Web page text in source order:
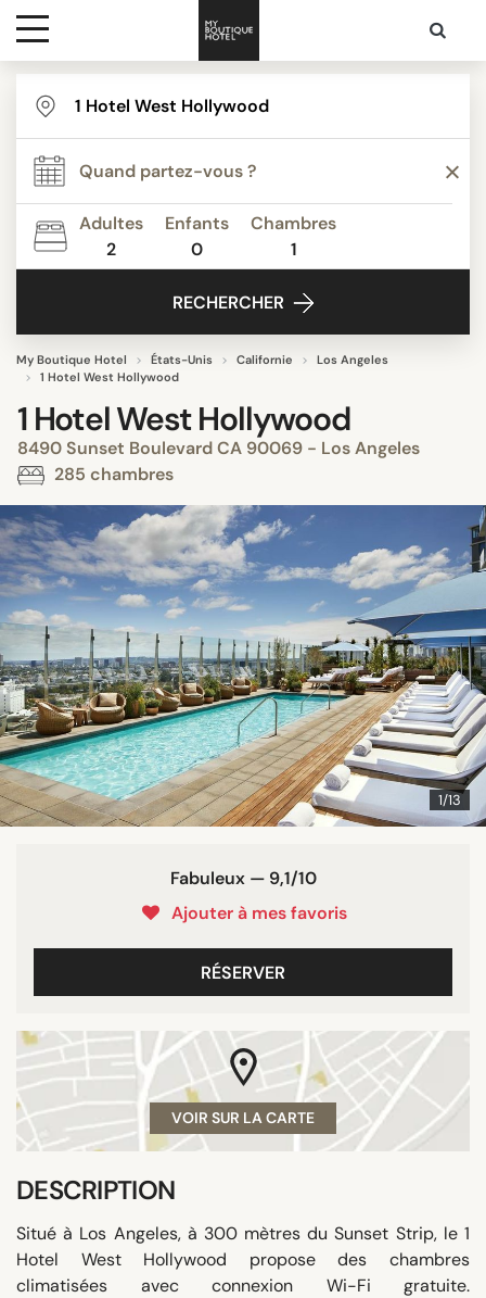
Destinations
Inspiration
Media
Adultes
2
Enfants
0
Chambres
1
RECHERCHER
My Boutique Hotel États-Unis Californie
Los Angeles
1 Hotel West Hollywood
1 Hotel West Hollywood
8490 Sunset Boulevard CA 90069 - Los Angeles
285 chambres
1/13
Fabuleux — 9,1/10
Ajouter à mes favoris
RÉSERVER
VOIR SUR LA CARTE
DESCRIPTION
Situé à Los Angeles, à 300 mètres du Sunset Strip, le 1
Hotel West Hollywood propose des chambres
climatisées avec connexion Wi-Fi gratuite.